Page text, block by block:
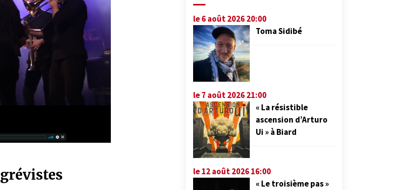
le 6 août 2026 20:00
Toma Sidibé
le 7 août 2026 21:00
« La résistible
ascension d’Arturo
Ui » à Biard
le 12 août 2026 16:00
« Le troisième pas »